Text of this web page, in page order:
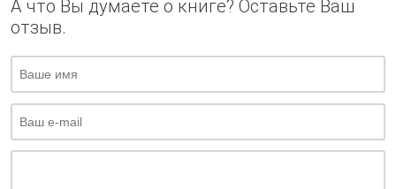
А что Вы думаете о книге? Оставьте Ваш
отзыв.